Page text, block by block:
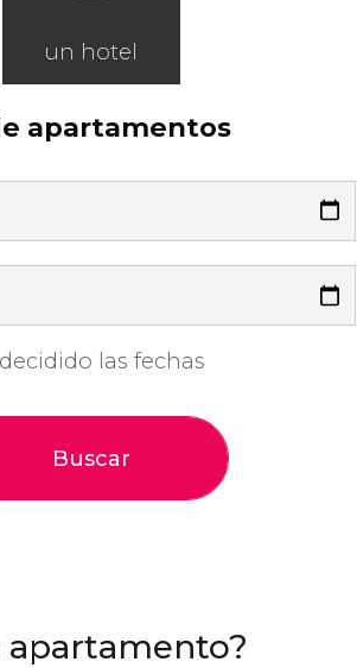
un hotel
apartamentos
las fechas
Buscar
apartamento?